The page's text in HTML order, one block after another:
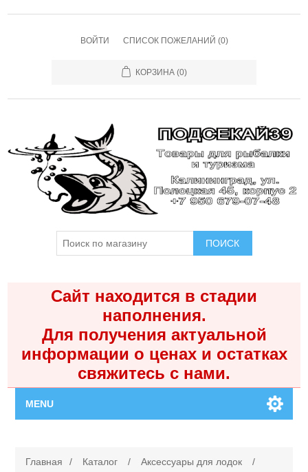
ВОЙТИ СПИСОК ПОЖЕЛАНИЙ (0)
КОРЗИНА (0)
ПОИСК
Сайт находится в стадии
наполнения.
Для получения актуальной
информации о ценах и остатках
свяжитесь с нами.
MENU
Главная / Каталог / Аксессуары для лодок
/